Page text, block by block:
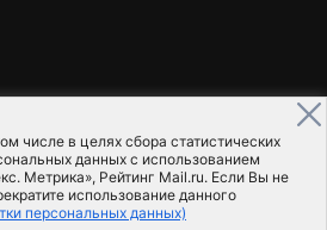
числе в целях сбора статистических
данных с использованием
Метрика», Рейтинг Mail.ru. Если Вы не
использование данного
персональных данных)
агентство МедиаПоток